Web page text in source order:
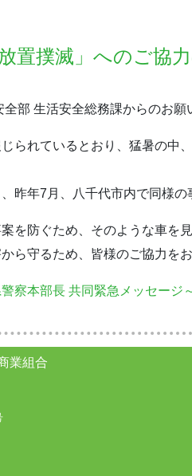
置撲滅」へのご協
部 生活安全総務課からのお願
られているとおり、猛暑の中
昨年7月、八千代市内で同様の
を防ぐため、そのような車を
ら守るため、皆様のご協力をお
察本部長 共同緊急メッセージ
業組合